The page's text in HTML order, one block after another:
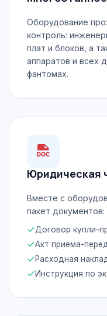
Оборудование
контроль:
плат и блоков, а
аппаратов и всех
фантомах.
Юридическая
Вместе с
пакет документов:
Договор купли-
Акт приема-
Расходная
Инструкция по